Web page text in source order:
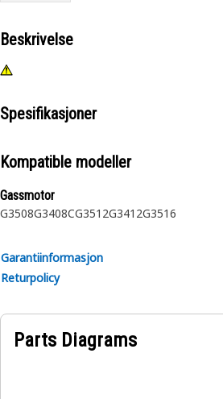
Beskrivelse
Spesifikasjoner
Kompatible modeller
Gassmotor
G3508G3408CG3512G3412G3516
Garantiinformasjon
Returpolicy
Parts Diagrams